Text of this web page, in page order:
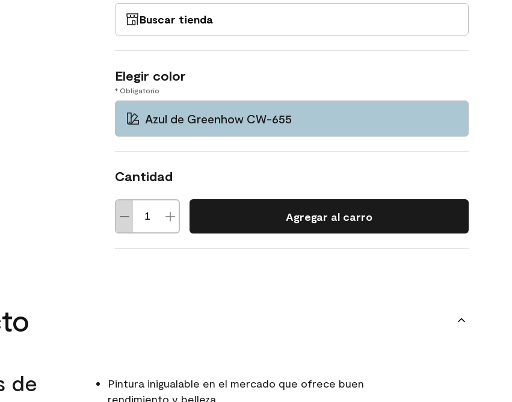
Buscar tienda
Elegir color
* Obligatorio
Azul de Greenhow CW-655
Cantidad
Agregar al carro
de
Pintura inigualable en el mercado que ofrece buen
rendimiento y belleza